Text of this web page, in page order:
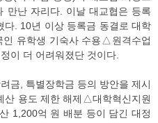
만난 자리다. 이날 대교협은 등록
다. 10년 이상 등록금 동결로 대학
유학생 기숙사 수용△원격수업
이 더 어려워졌단 것이다.
금, 특별장학금 등의 방안을 제시
용도 제한 해제△대학혁신지원
1,200억 원 배분 등이 담긴 대정